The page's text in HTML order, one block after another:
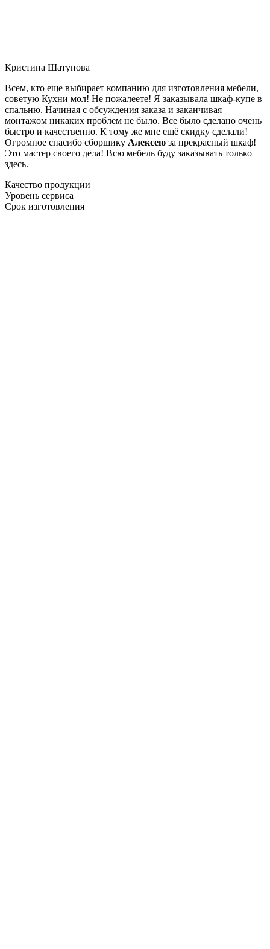
Кристина Шатунова
Всем, кто еще выбирает компанию для изготовления мебели,
советую Кухни мол! Не пожалеете! Я заказывала шкаф-купе в
спальню. Начиная с обсуждения заказа и заканчивая
монтажом никаких проблем не было. Все было сделано очень
быстро и качественно. К тому же мне ещё скидку сделали!
Огромное спасибо сборщику Алексею за прекрасный шкаф!
Это мастер своего дела! Всю мебель буду заказывать только
здесь.
Качество продукции
Уровень сервиса
Срок изготовления